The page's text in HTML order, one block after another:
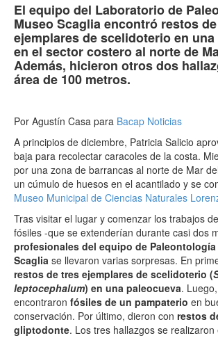
El equipo del Laboratorio de
Museo Scaglia encontró restos
ejemplares de scelidoterio en
en el sector costero al norte de
Además, hicieron otros dos
área de 100 metros.
Por Agustín Casa para Bacap Noticias
A principios de diciembre, Patricia Salicio
baja para recolectar caracoles de la costa.
por una zona de barrancas al norte de Mar
un cúmulo de huesos en el acantilado y se
Museo Municipal de Ciencias Naturales
Tras visitar el lugar y comenzar los trabajos
fósiles -que se extenderían durante casi dos
profesionales del equipo de Paleontología
Scaglia se llevaron varias sorpresas. En
restos de tres ejemplares de scelidoterio (
leptocephalum) en una paleocueva.
encontraron fósiles de un pampaterio en
conservación. Por último, dieron con restos
gliptodonte. Los tres hallazgos se